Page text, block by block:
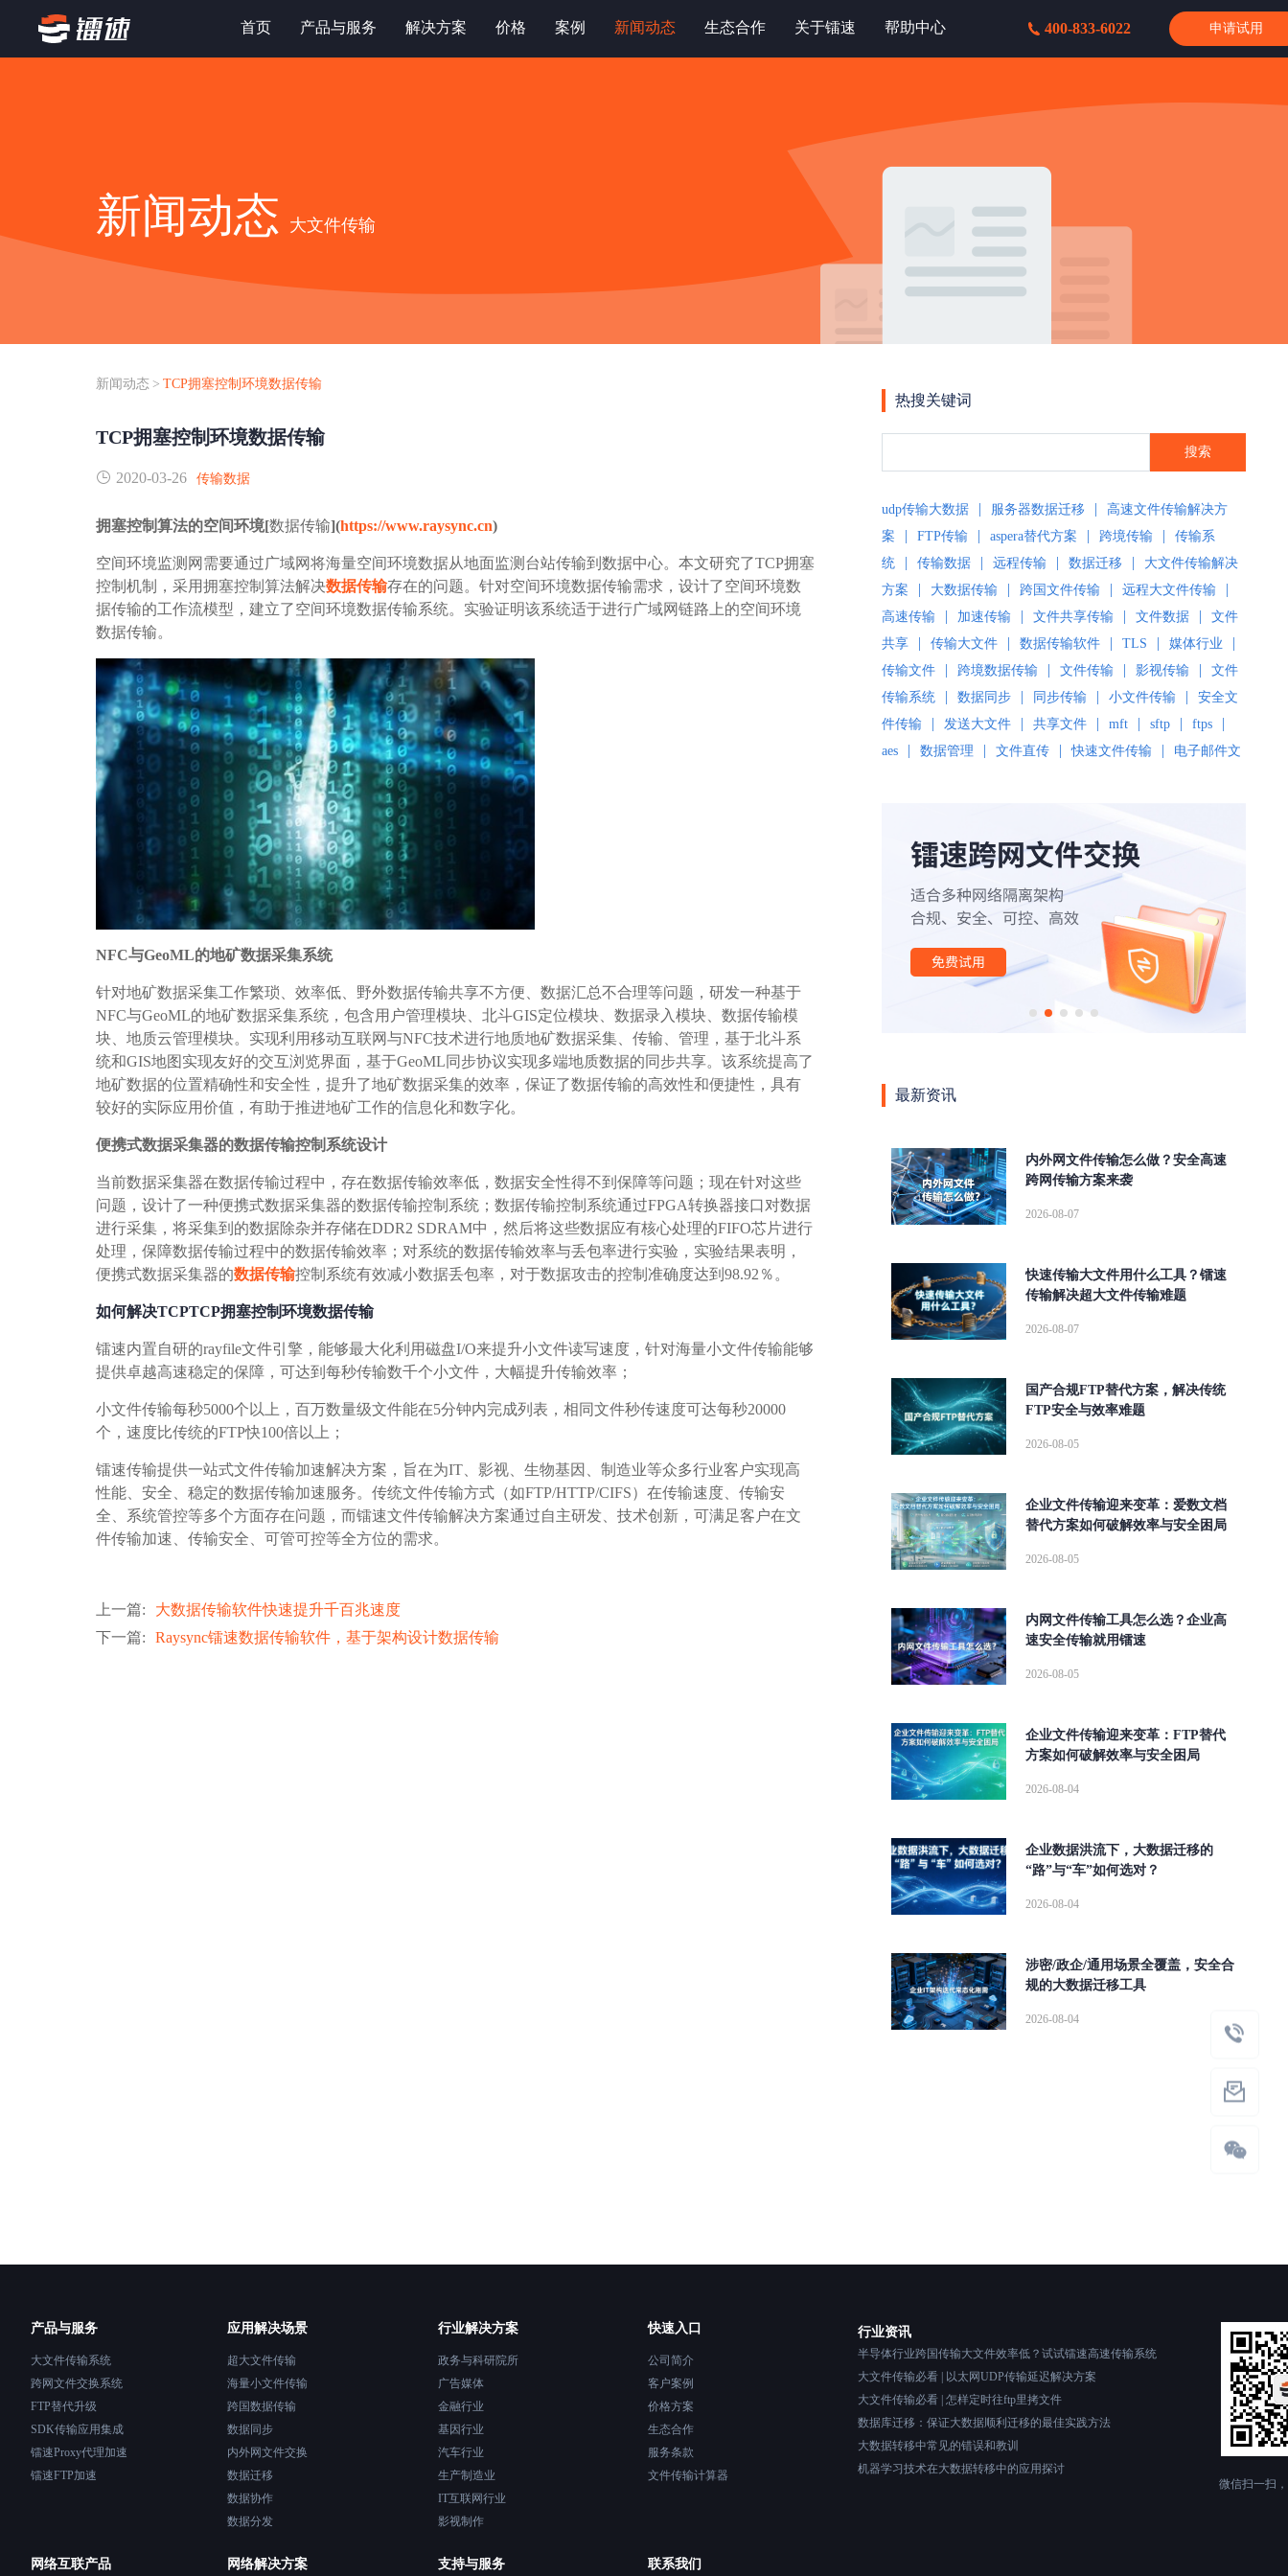
首页 产品与服务 解决方案 价格 案例 新闻动态 生态合作 关于镭速 帮助中心 400-833-6022 申请试用
新闻动态 大文件传输
新闻动态 > TCP拥塞控制环境数据传输
TCP拥塞控制环境数据传输
2020-03-26 传输数据
拥塞控制算法的空间环境[数据传输](https://www.raysync.cn)
空间环境监测网需要通过广域网将海量空间环境数据从地面监测台站传输到数据中心。本文研究了TCP拥塞
控制机制，采用拥塞控制算法解决数据传输存在的问题。针对空间环境数据传输需求，设计了空间环境数
据传输的工作流模型，建立了空间环境数据传输系统。实验证明该系统适于进行广域网链路上的空间环境
数据传输。
NFC与GeoML的地矿数据采集系统
针对地矿数据采集工作繁琐、效率低、野外数据传输共享不方便、数据汇总不合理等问题，研发一种基于
NFC与GeoML的地矿数据采集系统，包含用户管理模块、北斗GIS定位模块、数据录入模块、数据传输模
块、地质云管理模块。实现利用移动互联网与NFC技术进行地质地矿数据采集、传输、管理，基于北斗系
统和GIS地图实现友好的交互浏览界面，基于GeoML同步协议实现多端地质数据的同步共享。该系统提高了
地矿数据的位置精确性和安全性，提升了地矿数据采集的效率，保证了数据传输的高效性和便捷性，具有
较好的实际应用价值，有助于推进地矿工作的信息化和数字化。
便携式数据采集器的数据传输控制系统设计
当前数据采集器在数据传输过程中，存在数据传输效率低，数据安全性得不到保障等问题；现在针对这些
问题，设计了一种便携式数据采集器的数据传输控制系统；数据传输控制系统通过FPGA转换器接口对数据
进行采集，将采集到的数据除杂并存储在DDR2 SDRAM中，然后将这些数据应有核心处理的FIFO芯片进行
处理，保障数据传输过程中的数据传输效率；对系统的数据传输效率与丢包率进行实验，实验结果表明，
便携式数据采集器的数据传输控制系统有效减小数据丢包率，对于数据攻击的控制准确度达到98.92％。
如何解决TCPTCP拥塞控制环境数据传输
镭速内置自研的rayfile文件引擎，能够最大化利用磁盘I/O来提升小文件读写速度，针对海量小文件传输能够
提供卓越高速稳定的保障，可达到每秒传输数千个小文件，大幅提升传输效率；
小文件传输每秒5000个以上，百万数量级文件能在5分钟内完成列表，相同文件秒传速度可达每秒20000
个，速度比传统的FTP快100倍以上；
镭速传输提供一站式文件传输加速解决方案，旨在为IT、影视、生物基因、制造业等众多行业客户实现高
性能、安全、稳定的数据传输加速服务。传统文件传输方式（如FTP/HTTP/CIFS）在传输速度、传输安
全、系统管控等多个方面存在问题，而镭速文件传输解决方案通过自主研发、技术创新，可满足客户在文
件传输加速、传输安全、可管可控等全方位的需求。
上一篇:
大数据传输软件快速提升千百兆速度
下一篇: Raysync镭速数据传输软件，基于架构设计数据传输
热搜关键词
搜索
udp传输大数据 | 服务器数据迁移 |
高速文件传输解决方
案
| FTP传输 | aspera替代方案 | 跨境传输 |
传输系
统
| 传输数据 | 远程传输 | 数据迁移 |
大文件传输解决
方案
| 大数据传输 | 跨国文件传输 | 远程大文件传输 |
高速传输 | 加速传输 | 文件共享传输 | 文件数据 |
文件
共享
| 传输大文件 | 数据传输软件 | TLS | 媒体行业 |
传输文件 | 跨境数据传输 | 文件传输 | 影视传输 |
文件
传输系统
| 数据同步 | 同步传输 | 小文件传输 |
安全文
件传输
| 发送大文件 | 共享文件 | mft | sftp | ftps |
aes | 数据管理 | 文件直传 | 快速文件传输 |
电子邮件文
高速传输软件 | 传输软件 | SD-WAN | 极速传输
外贸行业 | 文件管理 云计算
| 网络 | 高速缓存 SOCKS5 断点续传 |
| 高可用 |
跨国传
文件同步传输 高速数据传输
企业级文件传输软
传输协议 AD域
镭速传输 | 镭速云传
数据交换 |
署
| ftp传输替代方案 跨网文件交换 | 替代FTP |
文件
传输校验
| 远距离传输大型文件 | 快速传输大文件
安全外发
| 局域网文件传输工具
升级
| 跨网文件传输
行传输
| Serv-U替代 Aspera | 爱数文档替代方案
最新资讯
内外网文件传输怎么做？安全高速
跨网传输方案来袭
2026-08-07
快速传输大文件用什么工具？镭速
传输解决超大文件传输难题
2026-08-07
国产合规FTP替代方案，解决传统
FTP安全与效率难题
2026-08-05
企业文件传输迎来变革：爱数文档
替代方案如何破解效率与安全困局
2026-08-05
内网文件传输工具怎么选？企业高
速安全传输就用镭速
2026-08-05
企业文件传输迎来变革：FTP替代
方案如何破解效率与安全困局
2026-08-04
企业数据洪流下，大数据迁移的
“路”与“车”如何选对？
2026-08-04
涉密/政企/通用场景全覆盖，安全合
规的大数据迁移工具
2026-08-04
产品与服务
大文件传输系统
跨网文件交换系统
FTP替代升级
SDK传输应用集成
镭速Proxy代理加速
镭速FTP加速
应用解决场景
超大文件传输
海量小文件传输
跨国数据传输
数据同步
内外网文件交换
数据迁移
数据协作
数据分发
行业解决方案
政务与科研院所
广告媒体
金融行业
基因行业
汽车行业
生产制造业
IT互联网行业
影视制作
快速入口
公司简介
客户案例
价格方案
生态合作
服务条款
文件传输计算器
行业资讯
半导体行业跨国传输大文件效率低？试试镭速高速传输系统
大文件传输必看 | 以太网UDP传输延迟解决方案
大文件传输必看 | 怎样定时往ftp里拷文件
数据库迁移：保证大数据顺利迁移的最佳实践方法
大数据转移中常见的错误和教训
机器学习技术在大数据转移中的应用探讨
微信扫一扫
网络互联产品 网络解决方案 支持与服务 联系我们